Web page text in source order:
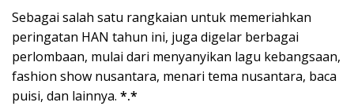
Sebagai salah satu rangkaian untuk memeriahkan
peringatan HAN tahun ini, juga digelar berbagai
perlombaan, mulai dari menyanyikan lagu kebangsaan,
fashion show nusantara, menari tema nusantara, baca
puisi, dan lainnya. *.*